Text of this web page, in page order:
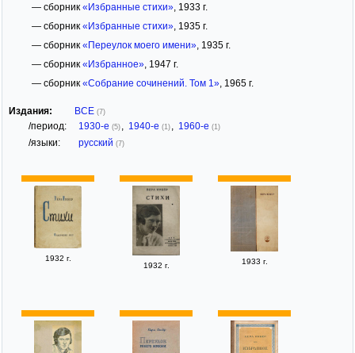
— сборник «Избранные стихи», 1933 г.
— сборник «Избранные стихи», 1935 г.
— сборник «Переулок моего имени», 1935 г.
— сборник «Избранное», 1947 г.
— сборник «Собрание сочинений. Том 1», 1965 г.
Издания: ВСЕ (7)
/период: 1930-е (5) 1940-е (1) 1960-е (1)
/языки: русский (7)
1932 г.
1932 г.
1933 г.